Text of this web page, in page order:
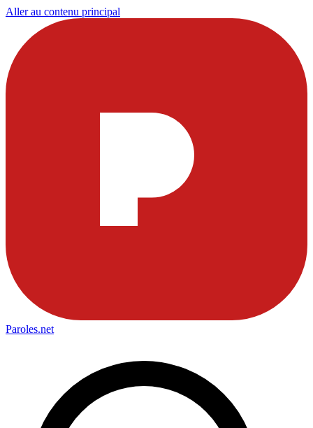
Aller au contenu principal
Paroles.net